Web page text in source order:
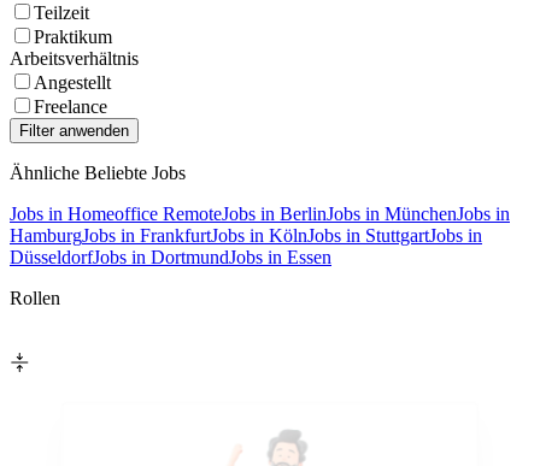
Teilzeit
Praktikum
Arbeitsverhältnis
Angestellt
Freelance
Ähnliche Beliebte Jobs
Jobs in Homeoffice RemoteJobs in BerlinJobs in MünchenJobs in
HamburgJobs in FrankfurtJobs in KölnJobs in StuttgartJobs in
DüsseldorfJobs in DortmundJobs in Essen
Rollen